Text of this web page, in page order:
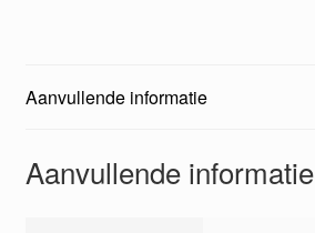
Aanvullende informatie
Aanvullende informatie